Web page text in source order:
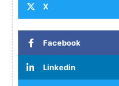
X
Facebook
Linkedin